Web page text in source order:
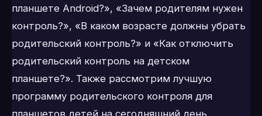
планшете Android?», «Зачем родителям нужен
контроль?», «В каком возрасте должны убрать
родительский контроль?» и «Как отключить
родительский контроль на детском
планшете?». Также рассмотрим лучшую
программу родительского контроля для
планшетов детей на сегодняшний день.